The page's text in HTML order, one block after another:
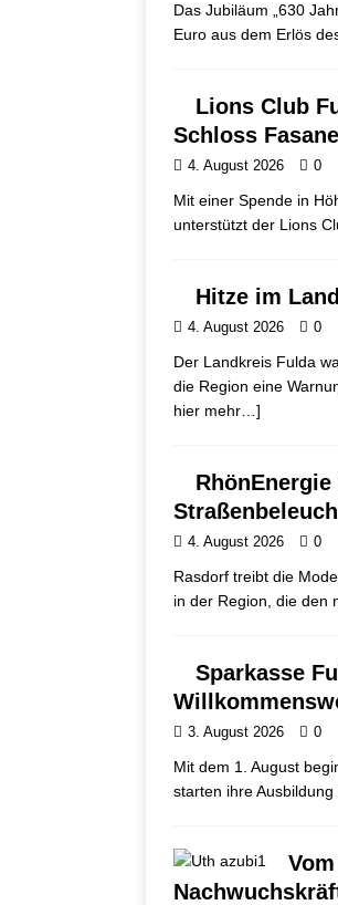
Das Jubiläum „630
Euro aus dem Erlös
Lions Club
Schloss
4. August 2026 0
Mit einer Spende in
unterstützt der Lions
Hitze im
4. August 2026 0
Der Landkreis Fulda
die Region eine
hier mehr…]
4. August 2026 0
Rasdorf treibt die
in der Region, die den
Sparkasse
3. August 2026 0
Mit dem 1. August
starten ihre